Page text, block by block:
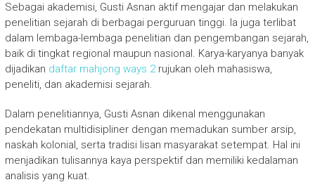
Sebagai akademisi, Gusti Asnan aktif mengajar dan melakukan
penelitian sejarah di berbagai perguruan tinggi. Ia juga terlibat
dalam lembaga-lembaga penelitian dan pengembangan sejarah,
baik di tingkat regional maupun nasional. Karya-karyanya banyak
dijadikan daftar mahjong ways 2rujukan oleh mahasiswa,
peneliti, dan akademisi sejarah.
Dalam penelitiannya, Gusti Asnan dikenal menggunakan
pendekatan multidisipliner dengan memadukan sumber arsip,
naskah kolonial, serta tradisi lisan masyarakat setempat. Hal ini
menjadikan tulisannya kaya perspektif dan memiliki kedalaman
analisis yang kuat.